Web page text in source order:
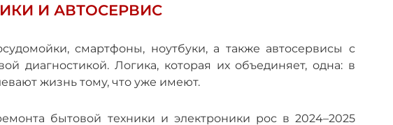
И АВТОСЕРВИС
смартфоны, ноутбуки, а также автосервисы с
диагностикой. Логика, которая их объединяет, одна: в
жизнь тому, что уже имеют.
бытовой техники и электроники рос в 2024–2025